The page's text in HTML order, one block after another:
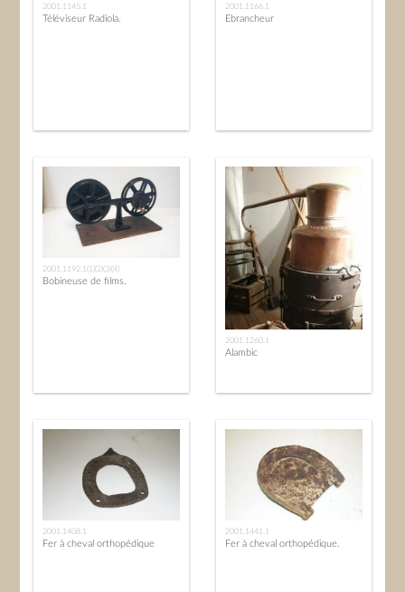
2001.1145.1
Téléviseur Radiola.
2001.1166.1
Ebrancheur
2001.1192.1(1)(2)(3)(4)
Bobineuse de films.
2001.1260.1
Alambic
2001.1408.1
Fer à cheval orthopédique
2001.1441.1
Fer à cheval orthopédique.